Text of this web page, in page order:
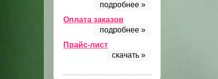
подробнее »
Оплата заказов
подробнее »
Прайс-лист
скачать »